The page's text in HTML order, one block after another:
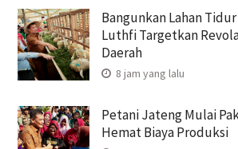
Bangunkan Lahan
Luthfi Targetkan
Daerah
8 jam yang lalu
Petani Jateng Mulai
Hemat Biaya Produksi